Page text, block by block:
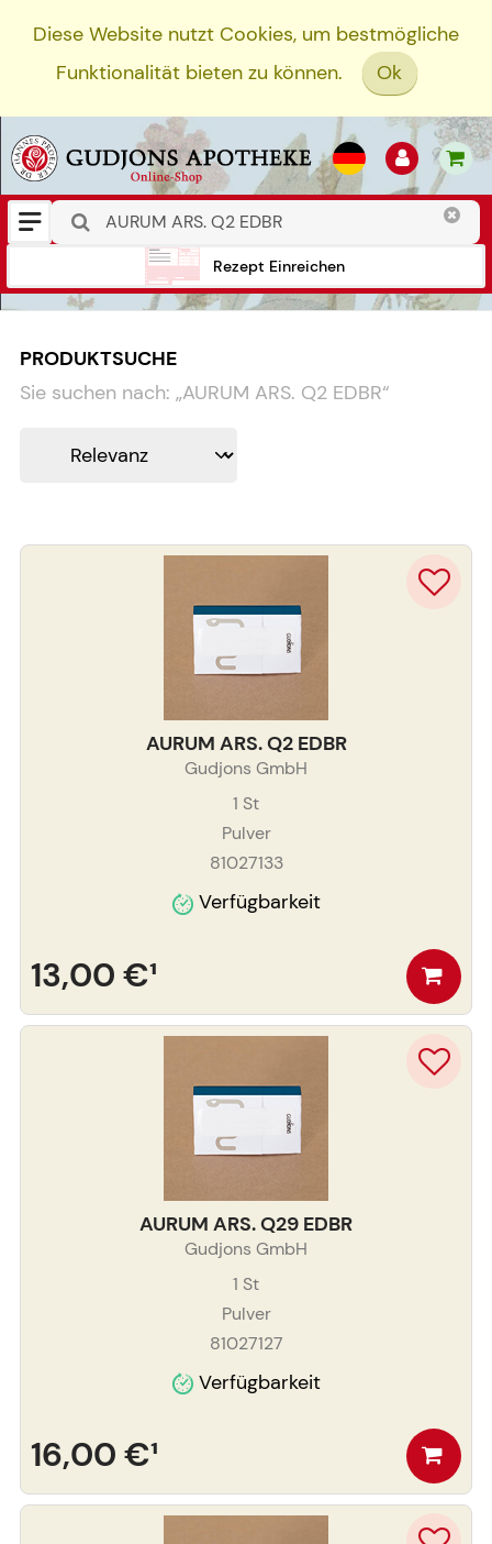
Diese Website nutzt Cookies, um bestmögliche
Funktionalität bieten zu können.
Ok
Rezept Einreichen
PRODUKTSUCHE
Sie suchen nach: „AURUM ARS. Q2 EDBR“
AURUM ARS. Q2 EDBR
Gudjons GmbH
1 St
Pulver
81027133
Verfügbarkeit
13,00 €¹
AURUM ARS. Q29 EDBR
Gudjons GmbH
1 St
Pulver
81027127
Verfügbarkeit
16,00 €¹